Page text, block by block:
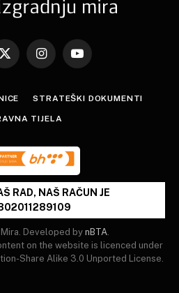
X
InstagramYouTube
STRATEŠKI DOKUMENTI
TIJELA
RAD, NAŠ RAČUN JE
Developed by nBTA.
on the website is licenced under
Share Alike 3.0 Unported License.